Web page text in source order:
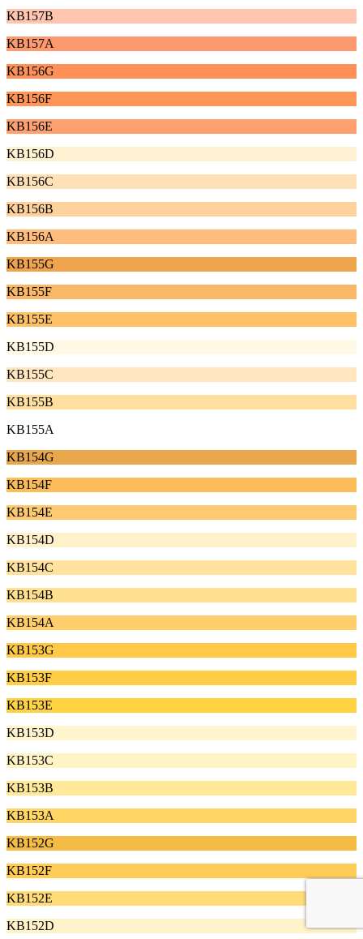
KB157B
KB157A
KB156G
KB156F
KB156E
KB156D
KB156C
KB156B
KB156A
KB155G
KB155F
KB155E
KB155D
KB155C
KB155B
KB155A
KB154G
KB154F
KB154E
KB154D
KB154C
KB154B
KB154A
KB153G
KB153F
KB153E
KB153D
KB153C
KB153B
KB153A
KB152G
KB152F
KB152E
KB152D